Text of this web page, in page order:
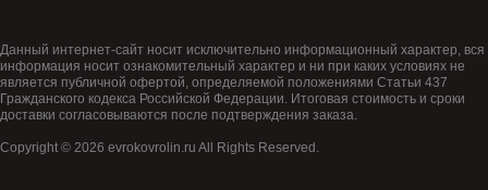
Данный интернет-сайт носит исключительно информационный характер, вся
информация носит ознакомительный характер и ни при каких условиях не
является публичной офертой, определяемой положениями Статьи 437
Гражданского кодекса Российской Федерации. Итоговая стоимость и сроки
доставки согласовываются после подтверждения заказа.
Copyright © 2026 evrokovrolin.ru All Rights Reserved.